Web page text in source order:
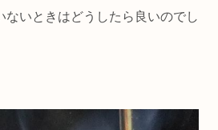
ないときはどうしたら良いのでし